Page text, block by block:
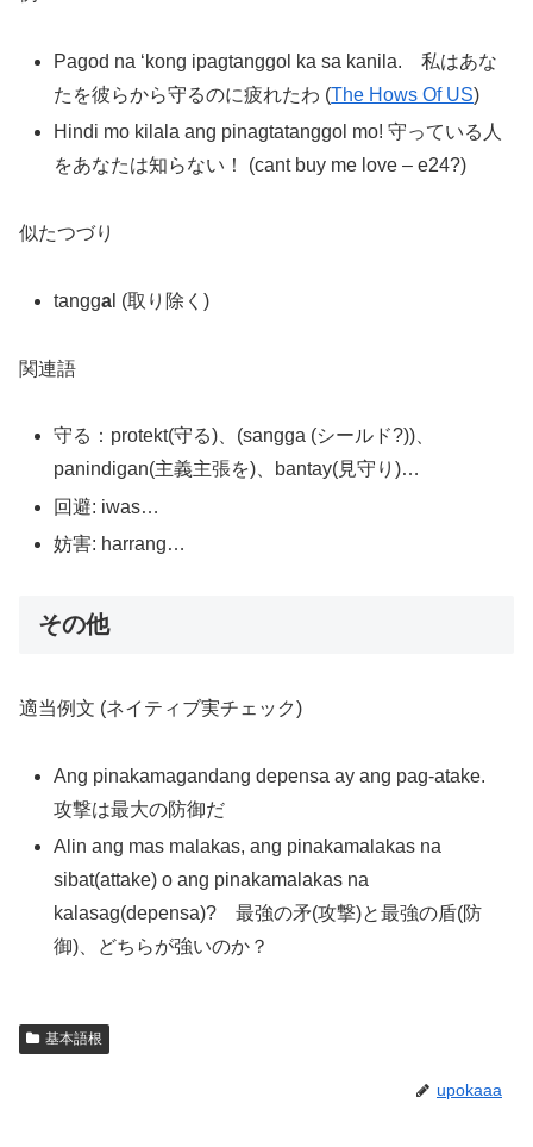
Pagod na ‘kong ipagtanggol ka sa kanila. 私はあな
たを彼らから守るのに疲れたわ (The Hows Of US)
Hindi mo kilala ang pinagtatanggol mo! 守っている人
をあなたは知らない！ (cant buy me love – e24?)
似たつづり
tangga l (取り除く)
関連語
守る：protekt(守る)、(sangga (シールド?))、
panindigan(主義主張を)、bantay(見守り)…
回避: iwas…
妨害: harrang…
その他
適当例文 (ネイティブ実チェック)
Ang pinakamagandang depensa ay ang pag-atake.
攻撃は最大の防御だ
Alin ang mas malakas, ang pinakamalakas na
sibat(attake) o ang pinakamalakas na
kalasag(depensa)? 最強の矛(攻撃)と最強の盾(防
御)、どちらが強いのか？
基本語根
upokaaa